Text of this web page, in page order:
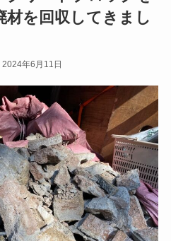
材を回収してきまし
2024年6月11日